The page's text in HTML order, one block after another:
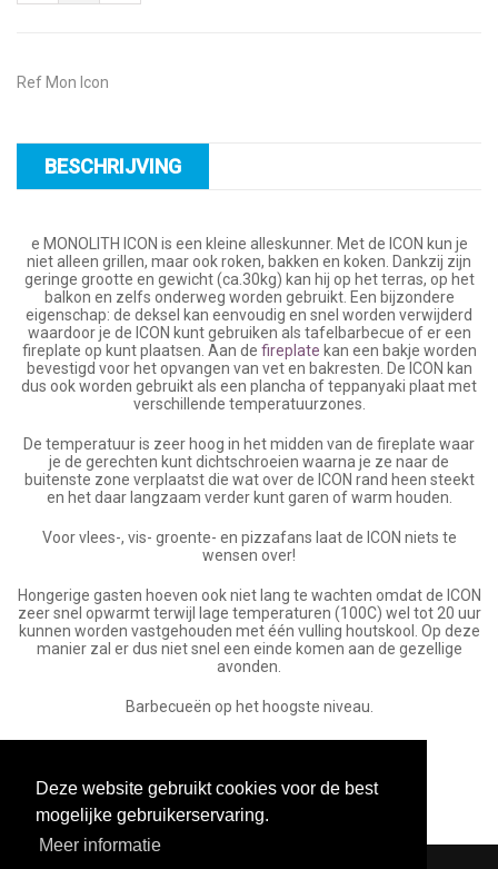
Deze website gebruikt cookies voor de best
mogelijke gebruikerservaring.
Meer informatie
Ref Mon Icon
BESCHRIJVING
e MONOLITH ICON is een kleine alleskunner. Met de ICON kun je
niet alleen grillen, maar ook roken, bakken en koken. Dankzij zijn
geringe grootte en gewicht (ca.30kg) kan hij op het terras, op het
balkon en zelfs onderweg worden gebruikt. Een bijzondere
eigenschap: de deksel kan eenvoudig en snel worden verwijderd
waardoor je de ICON kunt gebruiken als tafelbarbecue of er een
fireplate op kunt plaatsen. Aan de fireplate kan een bakje worden
bevestigd voor het opvangen van vet en bakresten. De ICON kan
dus ook worden gebruikt als een plancha of teppanyaki plaat met
verschillende temperatuurzones.
De temperatuur is zeer hoog in het midden van de fireplate waar
je de gerechten kunt dichtschroeien waarna je ze naar de
buitenste zone verplaatst die wat over de ICON rand heen steekt
en het daar langzaam verder kunt garen of warm houden.
Voor vlees-, vis- groente- en pizzafans laat de ICON niets te
wensen over!
Hongerige gasten hoeven ook niet lang te wachten omdat de ICON
zeer snel opwarmt terwijl lage temperaturen (100C) wel tot 20 uur
kunnen worden vastgehouden met één vulling houtskool. Op deze
manier zal er dus niet snel een einde komen aan de gezellige
avonden.
Barbecueën op het hoogste niveau.